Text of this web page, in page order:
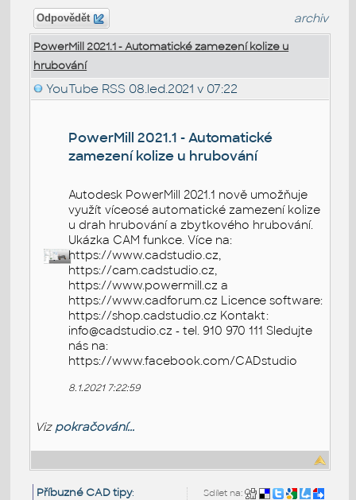
Odpovědět archiv
PowerMill 2021.1 - Automatické zamezení kolize u
hrubování
YouTube RSS 08.led.2021 v 07:22
PowerMill 2021.1 - Automatické
zamezení kolize u hrubování
Autodesk PowerMill 2021.1 nově umožňuje
využít víceosé automatické zamezení kolize
u drah hrubování a zbytkového hrubování.
Ukázka CAM funkce. Více na:
https://www.cadstudio.cz,
https://cam.cadstudio.cz,
https://www.powermill.cz a
https://www.cadforum.cz Licence software:
https://shop.cadstudio.cz Kontakt:
info@cadstudio.cz - tel. 910 970 111 Sledujte
nás na:
https://www.facebook.com/CADstudio
8.1.2021 7:22:59
Viz pokračování...
Sdílet na:
Příbuzné CAD tipy: